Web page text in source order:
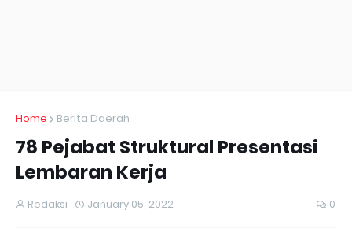
Home Berita Daerah
78 Pejabat Struktural Presentasi
Lembaran Kerja
Redaksi January 05, 2022 0